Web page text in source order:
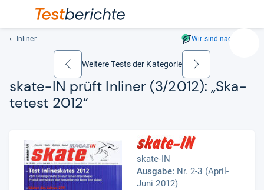
Inliner Wir sind nachhaltig
skate-​IN prüft Inli­ner (3/2012): „Ska­
te­test 2012“
zurück Weitere Tests der Kategorie weiter
skate-IN
Ausgabe: Nr. 2-3 (April-
Juni 2012)